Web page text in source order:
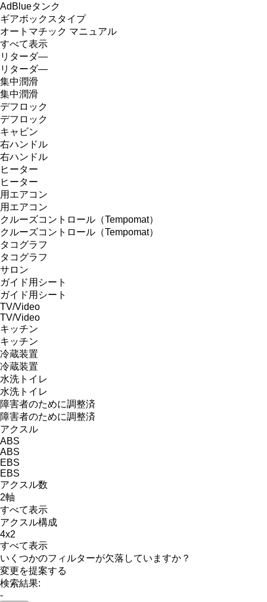
AdBlueタンク
ギアボックスタイプ
オートマチック マニュアル
すべて表示
リターダ―
リターダ―
集中潤滑
集中潤滑
デフロック
デフロック
キャビン
右ハンドル
右ハンドル
ヒーター
ヒーター
用エアコン
用エアコン
クルーズコントロール（Tempomat）
クルーズコントロール（Tempomat）
タコグラフ
タコグラフ
サロン
ガイド用シート
ガイド用シート
TV/Video
TV/Video
キッチン
キッチン
冷蔵装置
冷蔵装置
水洗トイレ
水洗トイレ
障害者のために調整済
障害者のために調整済
アクスル
ABS
ABS
EBS
EBS
アクスル数
2軸
すべて表示
アクスル構成
4x2
すべて表示
いくつかのフィルターが欠落していますか？
変更を提案する
検索結果:
-